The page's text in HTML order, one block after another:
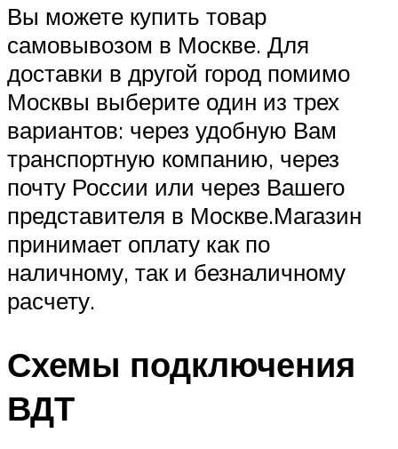
Вы можете купить товар
самовывозом в Москве. Для
доставки в другой город помимо
Москвы выберите один из трех
вариантов: через удобную Вам
транспортную компанию, через
почту России или через Вашего
представителя в Москве.Магазин
принимает оплату как по
наличному, так и безналичному
расчету.
Схемы подключения
ВДТ